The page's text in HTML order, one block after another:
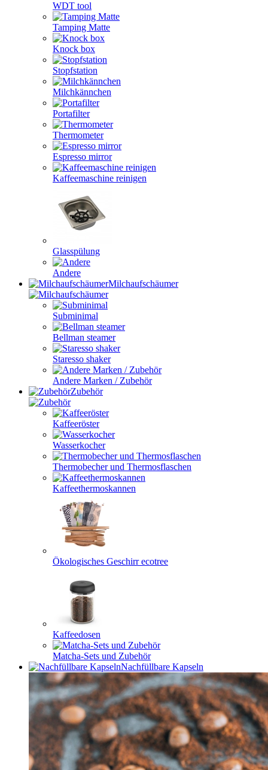
WDT tool
Tamping Matte
Knock box
Stopfstation
Milchkännchen
Portafilter
Thermometer
Espresso mirror
Kaffeemaschine reinigen
Glasspülung
Andere
Milchaufschäumer
Subminimal
Bellman steamer
Staresso shaker
Andere Marken / Zubehör
Zubehör
Kaffeeröster
Wasserkocher
Thermobecher und Thermosflaschen
Kaffeethermoskannen
Ökologisches Geschirr ecotree
Kaffeedosen
Matcha-Sets und Zubehör
Nachfüllbare Kapseln